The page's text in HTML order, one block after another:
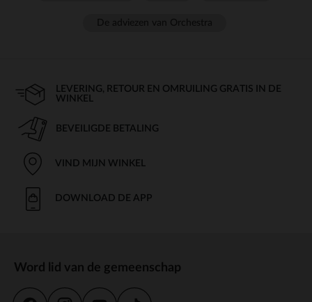
LEVERING, RETOUR EN OMRUILING GRATIS IN DE
WINKEL
BEVEILIGDE BETALING
VIND MIJN WINKEL
DOWNLOAD DE APP
Word lid van de gemeenschap